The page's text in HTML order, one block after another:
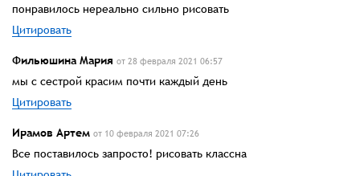
понравилось нереально сильно рисовать
Цитировать
Фильюшина Мария от 28 февраля 2021 06:57
мы с сестрой красим почти каждый день
Цитировать
Ирамов Артем от 10 февраля 2021 07:26
Все поставилось запросто! рисовать классна